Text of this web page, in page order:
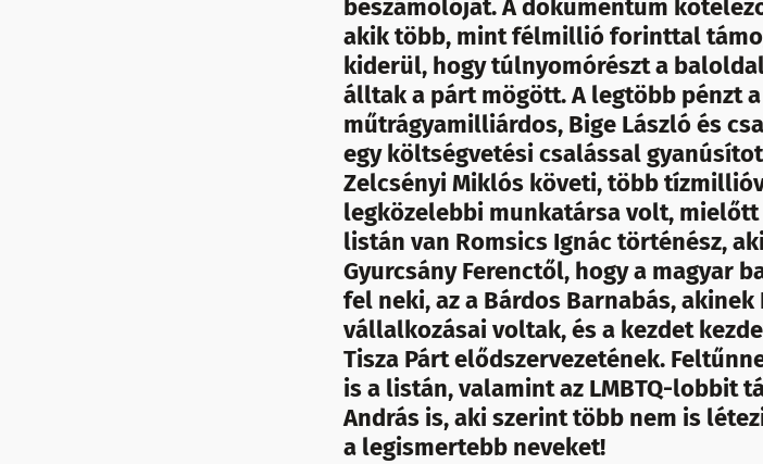
beszámolóját. A dokumentum
akik több, mint félmillió forinttal
kiderül, hogy túlnyomórészt a
álltak a párt mögött. A legtöbb pénzt
műtrágyamilliárdos, Bige László és
egy költségvetési csalással
Zelcsényi Miklós követi, több
legközelebbi munkatársa volt, mielőtt
listán van Romsics Ignác történész,
Gyurcsány Ferenctől, hogy a magyar
fel neki, az a Bárdos Barnabás,
vállalkozásai voltak, és a kezdet
Tisza Párt elődszervezetének.
is a listán, valamint az LMBTQ-lobbit
András is, aki szerint több nem is
a legismertebb neveket!